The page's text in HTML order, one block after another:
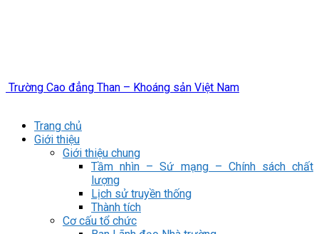
Trường Cao đẳng Than – Khoáng sản Việt Nam
Trang chủ
Giới thiệu
Giới thiệu chung
Tầm nhìn – Sứ mạng – Chính sách chất
lượng
Lịch sử truyền thống
Thành tích
Cơ cấu tổ chức